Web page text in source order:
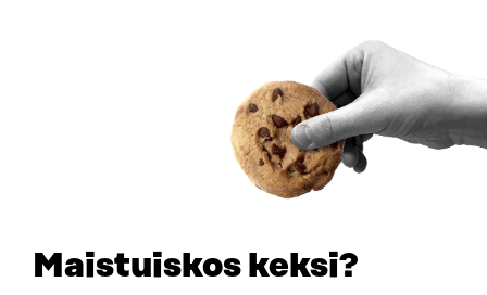
Maistuiskos keksi?
Käyttäjien tarpeet keskiöön ja käytännön pilotteja –
Muistio esittää 10 suositusta ekosysteemitilinpidon